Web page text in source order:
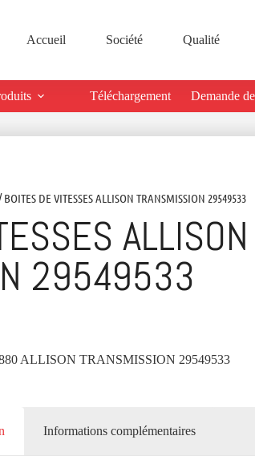
Accueil Société Qualité
Téléchargement Demande
BOITES DE VITESSES ALLISON TRANSMISSION 29549533
ALLISON
29549533
ALLISON TRANSMISSION 29549533
Informations complémentaires